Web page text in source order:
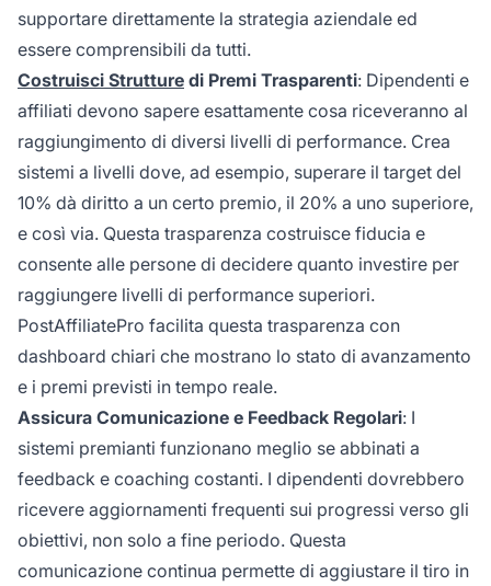
supportare direttamente la strategia aziendale ed
essere comprensibili da tutti.
Costruisci Strutture di Premi Trasparenti: Dipendenti e
affiliati devono sapere esattamente cosa riceveranno al
raggiungimento di diversi livelli di performance. Crea
sistemi a livelli dove, ad esempio, superare il target del
10% dà diritto a un certo premio, il 20% a uno superiore,
e così via. Questa trasparenza costruisce fiducia e
consente alle persone di decidere quanto investire per
raggiungere livelli di performance superiori.
PostAffiliatePro facilita questa trasparenza con
dashboard chiari che mostrano lo stato di avanzamento
e i premi previsti in tempo reale.
Assicura Comunicazione e Feedback Regolari: I
sistemi premianti funzionano meglio se abbinati a
feedback e coaching costanti. I dipendenti dovrebbero
ricevere aggiornamenti frequenti sui progressi verso gli
obiettivi, non solo a fine periodo. Questa
comunicazione continua permette di aggiustare il tiro in